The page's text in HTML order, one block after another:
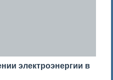
электроэнергии в